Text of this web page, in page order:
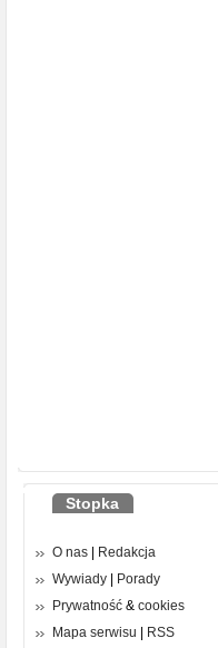
Stopka
O nas
Redakcja
Wywiady
Porady
Prywatność & cookies
Mapa serwisu
RSS